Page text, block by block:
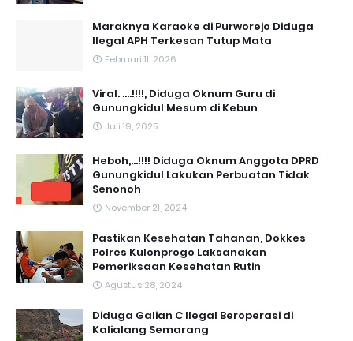
Maraknya Karaoke di Purworejo Diduga
Ilegal APH Terkesan Tutup Mata
Februari 11, 2026
Viral. ....!!!!, Diduga Oknum Guru di
Gunungkidul Mesum di Kebun
Juli 19, 2025
Heboh,...!!!! Diduga Oknum Anggota DPRD
Gunungkidul Lakukan Perbuatan Tidak
Senonoh
November 21, 2024
Pastikan Kesehatan Tahanan, Dokkes
Polres Kulonprogo Laksanakan
Pemeriksaan Kesehatan Rutin
Agustus 28, 2024
Diduga Galian C Ilegal Beroperasi di
Kalialang Semarang